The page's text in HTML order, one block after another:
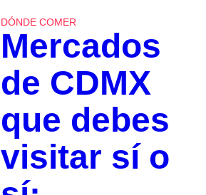
DÓNDE COMER
Mercados
de CDMX
que debes
visitar sí o